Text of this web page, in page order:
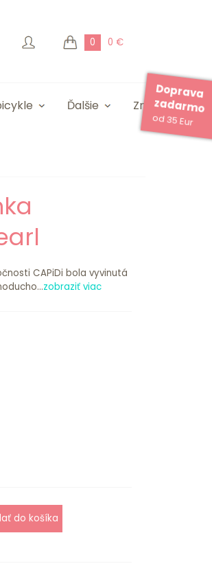
0 0 €
Doprava
zadarmo
od 35 Eur
Ďalšie Značky
CAPiDi bola vyvinutá
zobraziť viac